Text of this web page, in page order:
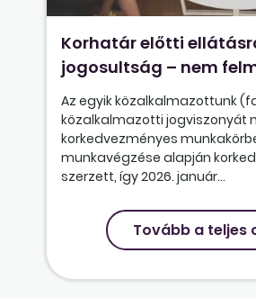
Korhatár előtti
jogosultság – nem
Az egyik közalkalmazottunk
közalkalmazotti jogviszonyát
korkedvezményes
munkavégzése alapján
szerzett, így 2026. január...
Tovább a teljes